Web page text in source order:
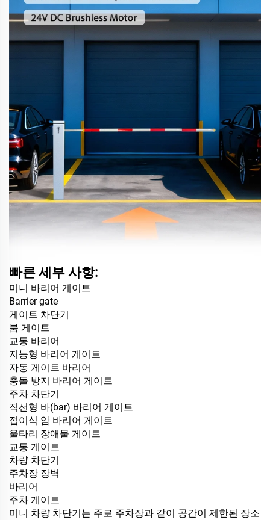
빠른 세부 사항:
미니 바리어 게이트
Barrier gate
게이트 차단기
붐 게이트
교통 바리어
지능형 바리어 게이트
자동 게이트 바리어
충돌 방지 바리어 게이트
주차 차단기
직선형 바(bar) 바리어 게이트
접이식 암 바리어 게이트
울타리 장애물 게이트
교통 게이트
차량 차단기
주차장 장벽
바리어
주차 게이트
미니 차량 차단기는 주로 주차장과 같이 공간이 제한된 장소